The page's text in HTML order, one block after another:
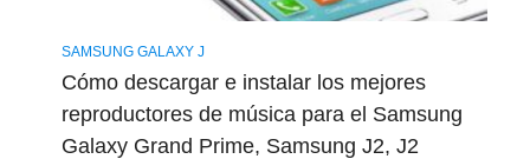
SAMSUNG GALAXY J
Cómo descargar e instalar los mejores
reproductores de música para el Samsung
Galaxy Grand Prime, Samsung J2, J2